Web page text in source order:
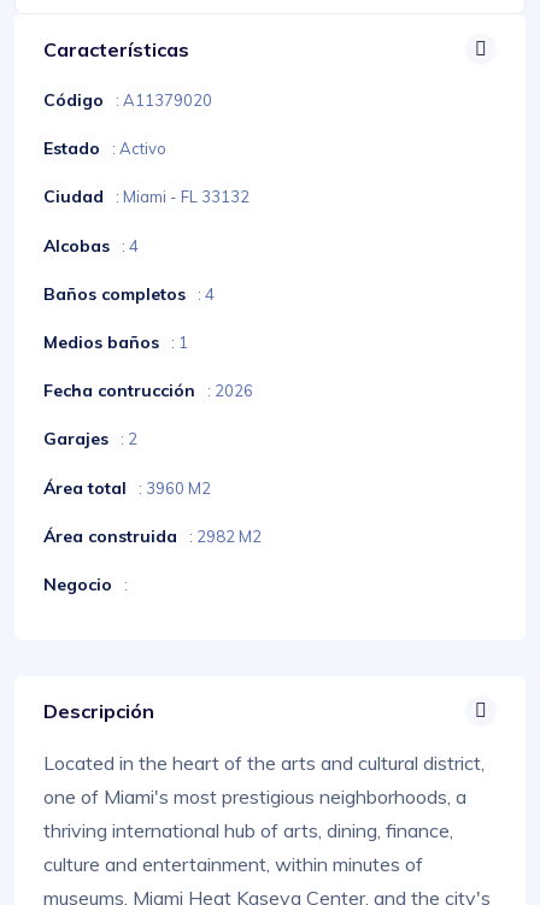
Características
Código : A11379020
Estado : Activo
Ciudad : Miami - FL 33132
Alcobas : 4
Baños completos : 4
Medios baños : 1
Fecha contrucción : 2026
Garajes : 2
Área total : 3960 M2
Área construida : 2982 M2
Negocio :
Descripción
Located in the heart of the arts and cultural district,
one of Miami's most prestigious neighborhoods, a
thriving international hub of arts, dining, finance,
culture and entertainment, within minutes of
museums, Miami Heat Kaseya Center, and the city's